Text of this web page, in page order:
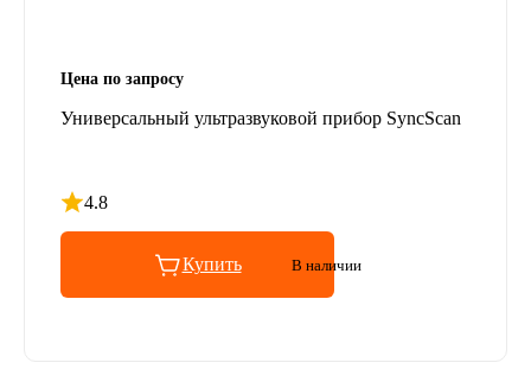
Цена по запросу
Универсальный ультразвуковой прибор SyncScan
4.8
Рейтинг 4.8 из 5
Купить В наличии